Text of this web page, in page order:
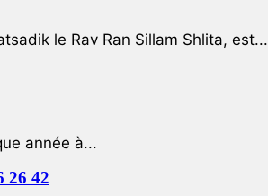
le Rav Ran Sillam Shlita, est...
année à...
26 42